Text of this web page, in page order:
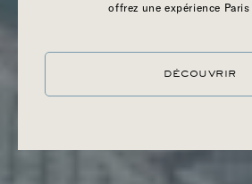
offrez une expérience
DÉCOUVRIR